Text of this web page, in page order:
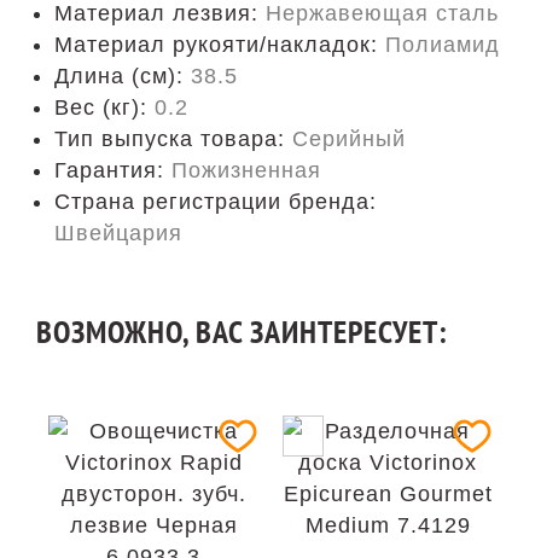
Материал лезвия: Нержавеющая сталь
Материал рукояти/накладок: Полиамид
Длина (cм): 38.5
Вес (кг): 0.2
Тип выпуска товара: Серийный
Гарантия: Пожизненная
Страна регистрации бренда:
Швейцария
ВОЗМОЖНО, ВАС ЗАИНТЕРЕСУЕТ: